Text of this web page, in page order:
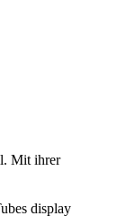
Mit ihrer
display